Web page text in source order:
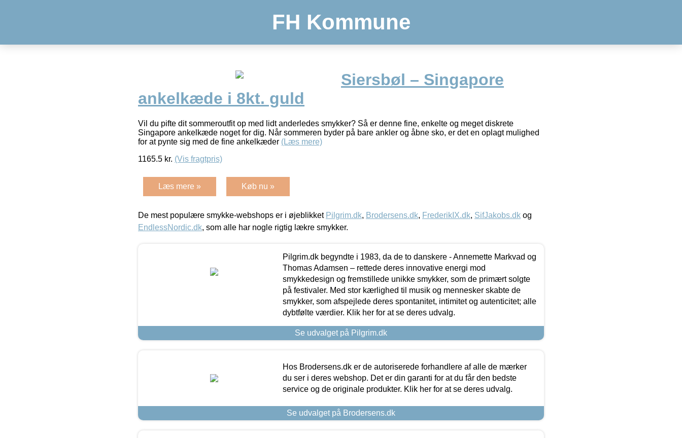
FH Kommune
Siersbøl – Singapore
ankelkæde i 8kt. guld
Vil du pifte dit sommeroutfit op med lidt anderledes smykker? Så er denne fine, enkelte og meget diskrete
Singapore ankelkæde noget for dig. Når sommeren byder på bare ankler og åbne sko, er det en oplagt mulighed
for at pynte sig med de fine ankelkæder (Læs mere)
1165.5 kr. (Vis fragtpris)
Læs mere » Køb nu »
De mest populære smykke-webshops er i øjeblikket Pilgrim.dk, Brodersens.dk, FrederikIX.dk, SifJakobs.dk og
EndlessNordic.dk, som alle har nogle rigtig lækre smykker.
Pilgrim.dk begyndte i 1983, da de to danskere - Annemette Markvad og
Thomas Adamsen – rettede deres innovative energi mod
smykkedesign og fremstillede unikke smykker, som de primært solgte
på festivaler. Med stor kærlighed til musik og mennesker skabte de
smykker, som afspejlede deres spontanitet, intimitet og autenticitet; alle
dybtfølte værdier. Klik her for at se deres udvalg.
Se udvalget på Pilgrim.dk
Hos Brodersens.dk er de autoriserede forhandlere af alle de mærker
du ser i deres webshop. Det er din garanti for at du får den bedste
service og de originale produkter. Klik her for at se deres udvalg.
Se udvalget på Brodersens.dk